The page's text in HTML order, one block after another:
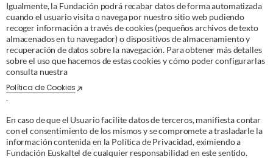
Igualmente, la Fundación podrá recabar datos de forma automatizada
cuando el usuario visita o navega por nuestro sitio web pudiendo
recoger información a través de cookies (pequeños archivos de texto
almacenados en tu navegador) o dispositivos de almacenamiento y
recuperación de datos sobre la navegación. Para obtener más detalles
sobre el uso que hacemos de estas cookies y cómo poder configurarlas
consulta nuestra
Política de Cookies
.
En caso de que el Usuario facilite datos de terceros, manifiesta contar
con el consentimiento de los mismos y se compromete a trasladarle la
información contenida en la Política de Privacidad, eximiendo a
Fundación Euskaltel de cualquier responsabilidad en este sentido.